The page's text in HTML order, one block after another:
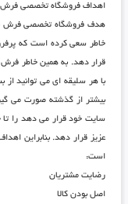
اهداف فروشگاه تخصصی فرش
هدففروشگاه تخصصی فرش
خاطر سعی کرده است که
قرار دهد. به همین خاطر فرش
با هر سلیقه ای می توانید از
بیشتر از گذشته صورت می
سایت خود قرار می دهد را تا
عزیز قرار دهد. بنابراین
است:
رضایت مشتریان
اصل بودن کالا